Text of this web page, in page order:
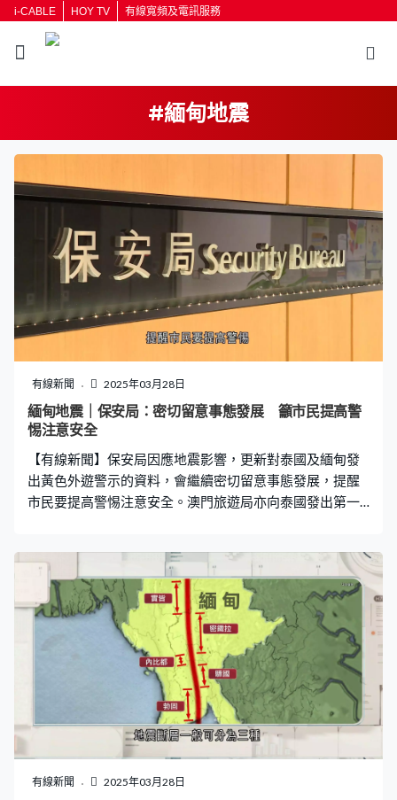
i-CABLE HOY TV 有線寬頻及電訊服務
#緬甸地震
按輸入鍵開始搜尋
有線新聞 2025年03月28日
緬甸地震｜保安局：密切留意事態發展 籲市民提高警
惕注意安全
【有線新聞】保安局因應地震影響，更新對泰國及緬甸發
出黃色外遊警示的資料，會繼續密切留意事態發展，提醒
市民要提高警惕注意安全。澳門旅遊局亦向泰國發出第一
有線新聞 2025年03月28日